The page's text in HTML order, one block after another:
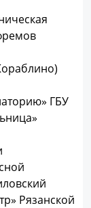
ГБУ
Рязанской